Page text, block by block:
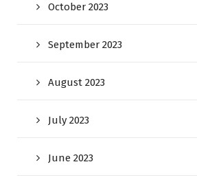
October 2023
September 2023
August 2023
July 2023
June 2023